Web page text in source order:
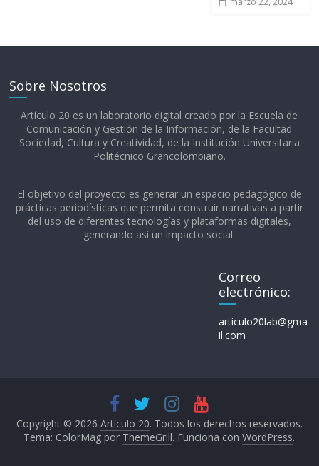
Sobre Nosotros
Artículo 20 es un laboratorio digital creado por la Escuela de
Comunicación y Gestión de la Información, de la Facultad
Sociedad, Cultura y Creatividad, de la Institución Universitaria
Politécnico Grancolombiano.​
El objetivo del proyecto es generar un espacio pedagógico de
prácticas periodísticas que permita construir narrativas a partir
del uso de diferentes tecnologías y plataformas digitales,
generando así un impacto social.
Correo
electrónico:
articulo20lab@gma
il.com
Copyright © 2026 Artículo 20. Todos los derechos reservados.
Tema: ColorMag por ThemeGrill. Funciona conWordPress.